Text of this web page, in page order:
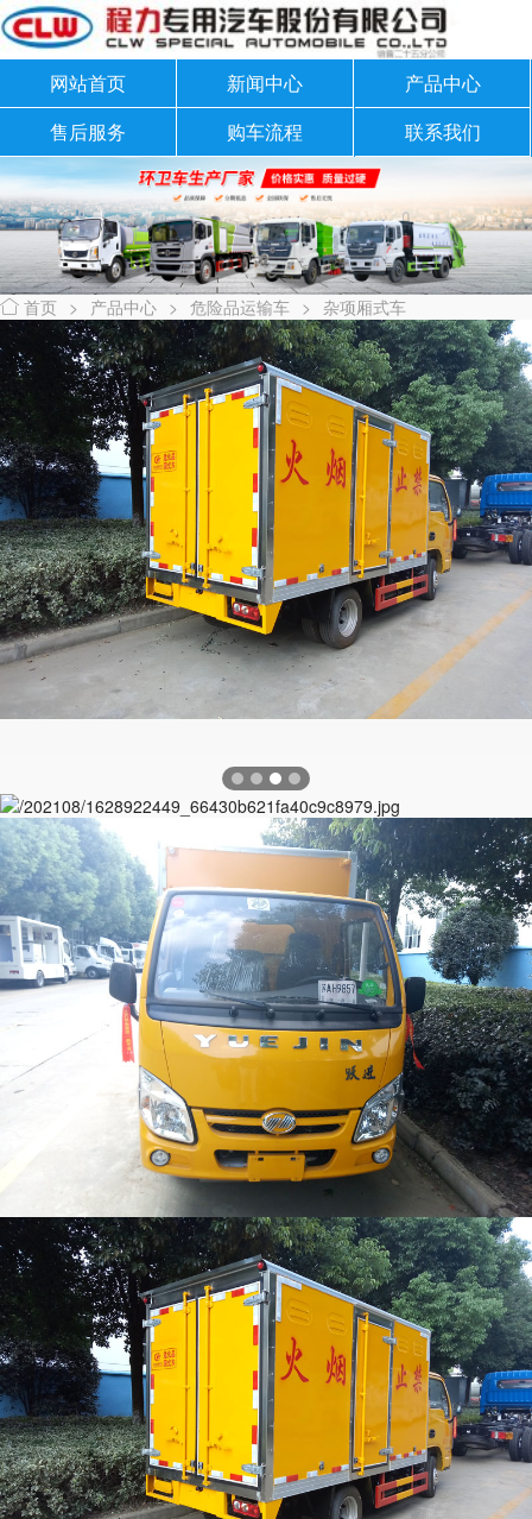
网站首页 新闻中心
产品中心
售后服务
购车流程 联系我们
 首页 > 产品中心 > 危险品运输车 > 杂项厢式车